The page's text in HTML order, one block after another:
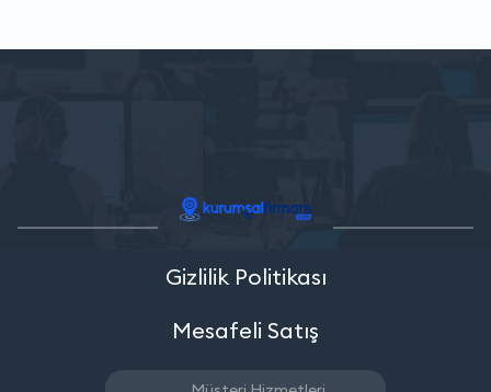
Gizlilik Politikası
Mesafeli Satış